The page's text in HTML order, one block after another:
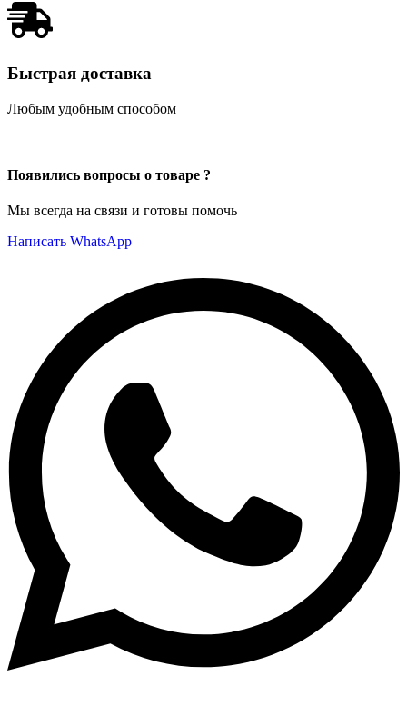
Быстрая доставка
Любым удобным способом
Появились вопросы о товаре ?
Мы всегда на связи и готовы помочь
Написать WhatsApp